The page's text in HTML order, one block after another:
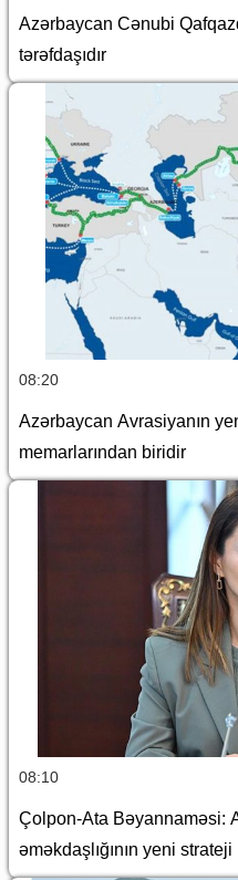
Azərbaycan Cənubi
tərəfdaşıdır
08:20
Azərbaycan Avrasiyanın
memarlarından biridir
08:10
Çolpon-Ata Bəyannaməsi:
əməkdaşlığının yeni